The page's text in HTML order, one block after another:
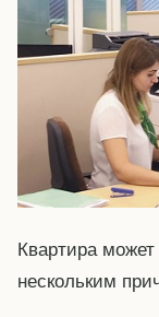
Квартира
нескольким